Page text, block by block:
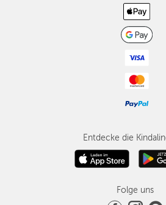
Entdecke die
Folge uns